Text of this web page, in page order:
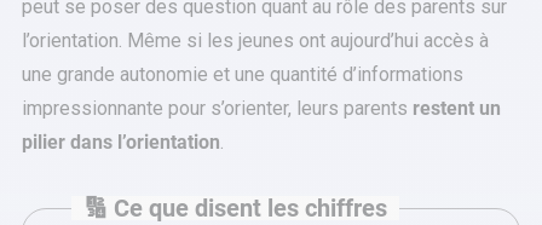
peut se poser des question quant au rôle des parents sur
l’orientation. Même si les jeunes ont aujourd’hui accès à
une grande autonomie et une quantité d’informations
impressionnante pour s’orienter, leurs parents restent un
pilier dans l’orientation.
🔢 Ce que disent les chiffres